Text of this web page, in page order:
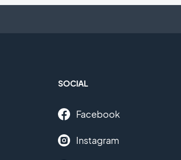
SOCIAL
Facebook
Instagram